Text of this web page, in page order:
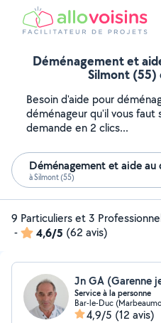
Déménagement et
Silmont
Besoin d'aide pour
déménageur qu'il vous faut
demande en 2 clics...
Déménagement et aide au
à Silmont (55)
9 Particuliers et 3
-
4,6/5 (62 avis)
Jn GA (Garenne
Service à la personne
Bar-le-Duc
4,9/5 (12 avis)